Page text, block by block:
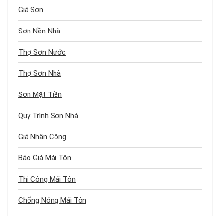
Giá Sơn
Sơn Nền Nhà
Thợ Sơn Nước
Thợ Sơn Nhà
Sơn Mặt Tiền
Quy Trình Sơn Nhà
Giá Nhân Công
Báo Giá Mái Tôn
Thi Công Mái Tôn
Chống Nóng Mái Tôn